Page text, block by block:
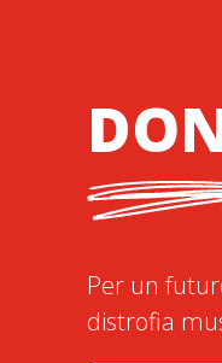
Per un
distrofia